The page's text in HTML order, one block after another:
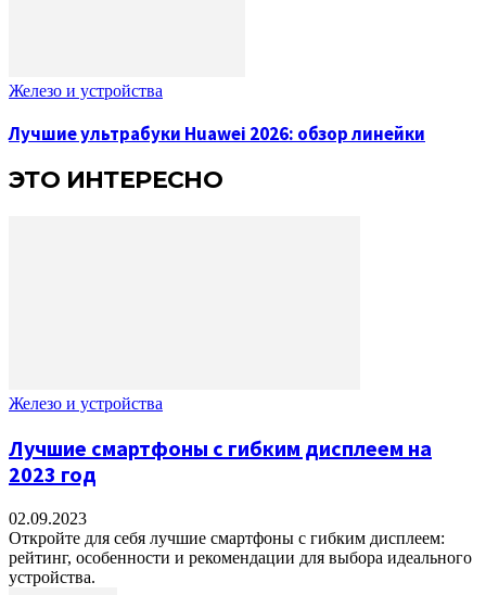
Железо и устройства
Лучшие ультрабуки Huawei 2026: обзор линейки
ЭТО ИНТЕРЕСНО
Железо и устройства
Лучшие смартфоны с гибким дисплеем на
2023 год
02.09.2023
Откройте для себя лучшие смартфоны с гибким дисплеем:
рейтинг, особенности и рекомендации для выбора идеального
устройства.